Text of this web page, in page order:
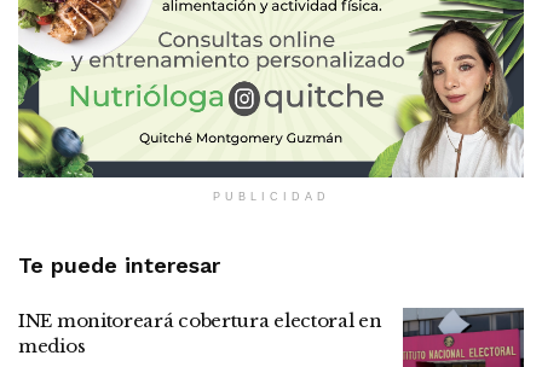
PUBLICIDAD
Te puede interesar
INE monitoreará cobertura electoral en
medios